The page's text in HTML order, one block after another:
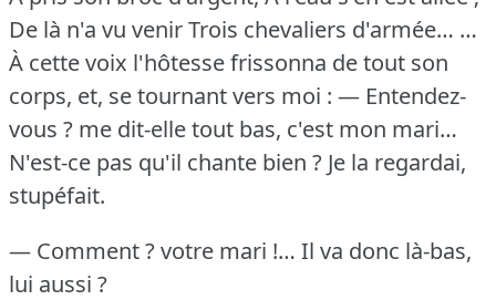
De là n'a vu venir Trois chevaliers d'armée… …
À cette voix l'hôtesse frissonna de tout son
corps, et, se tournant vers moi : — Entendez-
vous ? me dit-elle tout bas, c'est mon mari…
N'est-ce pas qu'il chante bien ? Je la regardai,
stupéfait.
— Comment ?votre mari !… Il va donc là-bas,
lui aussi ?